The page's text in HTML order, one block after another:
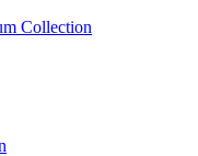
Collection